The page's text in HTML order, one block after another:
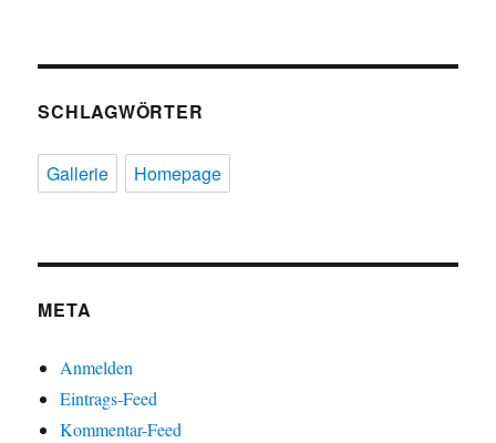
SCHLAGWÖRTER
Gallerie Homepage
META
Anmelden
Eintrags-Feed
Kommentar-Feed